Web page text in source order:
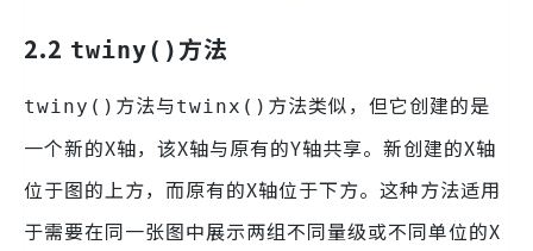
2.2 twiny() 方法
twiny() 方法与twinx() 方法类似，但它创建的是
一个新的X轴，该X轴与原有的Y轴共享。新创建的X轴
位于图的上方，而原有的X轴位于下方。这种方法适用
于需要在同一张图中展示两组不同量级或不同单位的X